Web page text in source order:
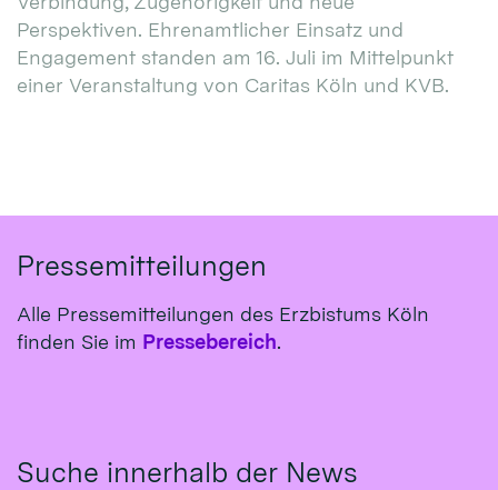
Perspektiven. Ehrenamtlicher Einsatz und
Engagement standen am 16. Juli im Mittelpunkt
einer Veranstaltung von Caritas Köln und KVB.
Pressemitteilungen
Alle Pressemitteilungen des Erzbistums Köln
finden Sie im Pressebereich.
Suche innerhalb der News